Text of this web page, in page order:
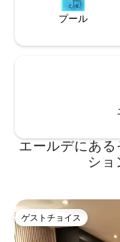
プール
エールデにあ
シ
ゲストチョイス
ゲストチョイス